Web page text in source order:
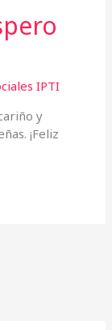
IPTI
y
¡Feliz